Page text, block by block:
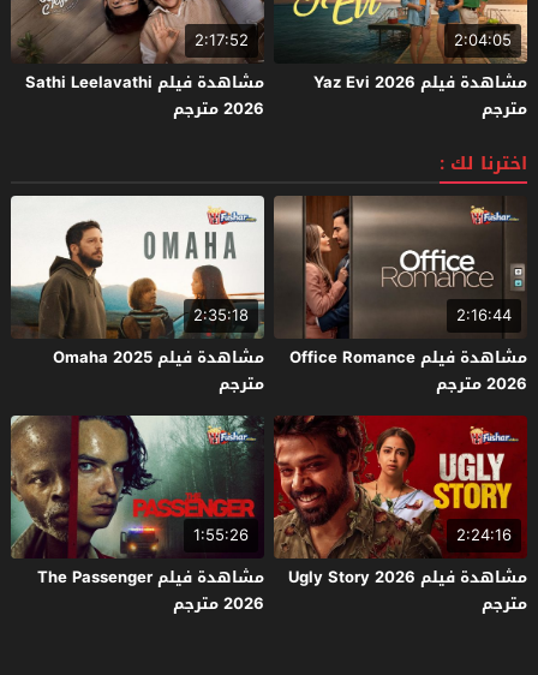
2:04:05
مشاهدة فيلم Yaz Evi 2026
مترجم
2:17:52
مشاهدة فيلم Sathi Leelavathi
2026 مترجم
اخترنا لك :
2:16:44
مشاهدة فيلم Office Romance
2026 مترجم
2:35:18
مشاهدة فيلم Omaha 2025
مترجم
2:24:16
مشاهدة فيلم Ugly Story 2026
مترجم
1:55:26
مشاهدة فيلم The Passenger
2026 مترجم